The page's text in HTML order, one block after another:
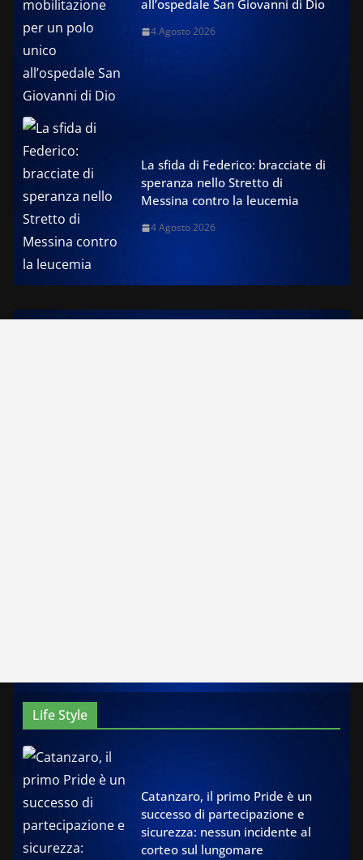
all’ospedale San Giovanni di Dio
4 Agosto 2026
La sfida di Federico: bracciate di
speranza nello Stretto di
Messina contro la leucemia
4 Agosto 2026
Life Style
Catanzaro, il primo Pride è un
successo di partecipazione e
sicurezza: nessun incidente al
corteo sul lungomare